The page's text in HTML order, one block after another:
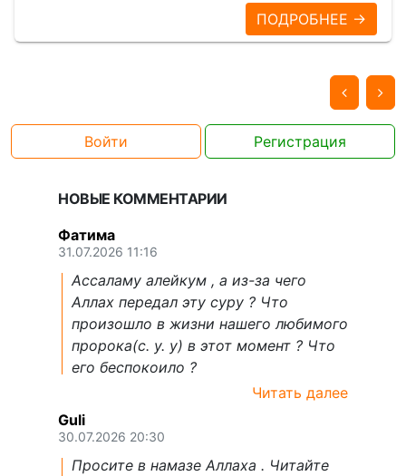
ПОДРОБНЕЕ →
Войти Регистрация
НОВЫЕ КОММЕНТАРИИ
Фатима
31.07.2026 11:16
Ассаламу алейкум , а из-за чего
Аллах передал эту суру ? Что
произошло в жизни нашего любимого
пророка(с. у. у) в этот момент ? Что
его беспокоило ?
Читать далее
Guli
30.07.2026 20:30
Просите в намазе Аллаха . Читайте